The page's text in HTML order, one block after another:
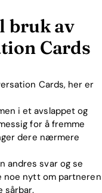
bruk av
Cards
Cards, her er
i et avslappet og
for å fremme
dere nærmere
andres svar og se
noe nytt om partneren
sårbar.